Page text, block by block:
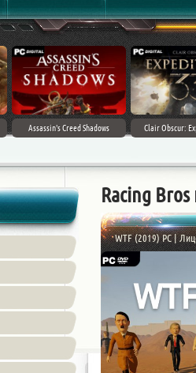
Assassin's Creed Shadows Clair Obscur:
Racing
WTF (2019) PC |